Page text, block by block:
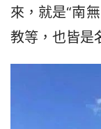
來，就是“南
教等，也皆是